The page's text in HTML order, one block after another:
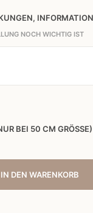
NOCH WICHTIG IST
BEI 50 CM GRÖSSE)
IN DEN WARENKORB